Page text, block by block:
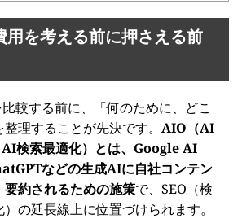
を考える前に押さえる前
較する前に、「何のために、どこ
理することが先決です。 AIO（AI
検索最適化）とは、Google AI
などの生成AIに自社コンテン
約されるための施策で、SEO（検
の延長線上に位置づけられます。